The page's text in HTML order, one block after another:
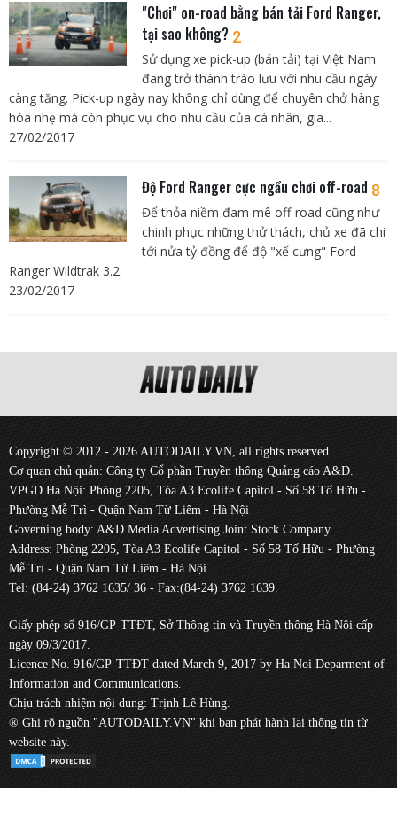
"Chơi" on-road bằng bán tải Ford Ranger,
tại sao không? 2
Sử dụng xe pick-up (bán tải) tại Việt Nam
đang trở thành trào lưu với nhu cầu ngày
càng tăng. Pick-up ngày nay không chỉ dùng để chuyên chở hàng
hóa nhẹ mà còn phục vụ cho nhu cầu của cá nhân, gia...
27/02/2017
Độ Ford Ranger cực ngầu chơi off-road 8
Để thỏa niềm đam mê off-road cũng như
chinh phục những thử thách, chủ xe đã chi
tới nửa tỷ đồng để độ "xế cưng" Ford
Ranger Wildtrak 3.2.
23/02/2017
Copyright © 2012 - 2026 AUTODAILY.VN, all rights reserved.
Cơ quan chủ quản: Công ty Cổ phần Truyền thông Quảng cáo A&D.
VPGD Hà Nội: Phòng 2205, Tòa A3 Ecolife Capitol - Số 58 Tố Hữu -
Phường Mễ Trì - Quận Nam Từ Liêm - Hà Nội
Governing body: A&D Media Advertising Joint Stock Company
Address: Phòng 2205, Tòa A3 Ecolife Capitol - Số 58 Tố Hữu - Phường
Mễ Trì - Quận Nam Từ Liêm - Hà Nội
Tel: (84-24) 3762 1635/ 36 - Fax:(84-24) 3762 1639.
Giấy phép số 916/GP-TTĐT, Sở Thông tin và Truyền thông Hà Nội cấp
ngày 09/3/2017.
Licence No. 916/GP-TTĐT dated March 9, 2017 by Ha Noi Deparment of
Information and Communications.
Chịu trách nhiệm nội dung: Trịnh Lê Hùng.
® Ghi rõ nguồn "AUTODAILY.VN" khi bạn phát hành lại thông tin từ
website này.